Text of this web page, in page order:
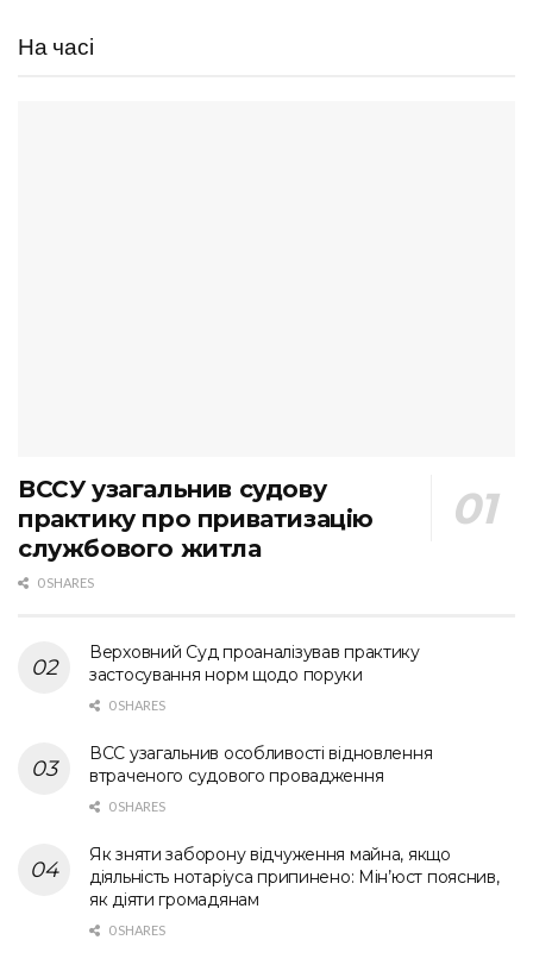
На часі
ВССУ узагальнив судову
практику про приватизацію
службового житла
0 SHARES
Верховний Суд проаналізував практику
застосування норм щодо поруки
0 SHARES
ВСС узагальнив особливості відновлення
втраченого судового провадження
0 SHARES
Як зняти заборону відчуження майна, якщо
діяльність нотаріуса припинено: Мін’юст пояснив,
як діяти громадянам
0 SHARES